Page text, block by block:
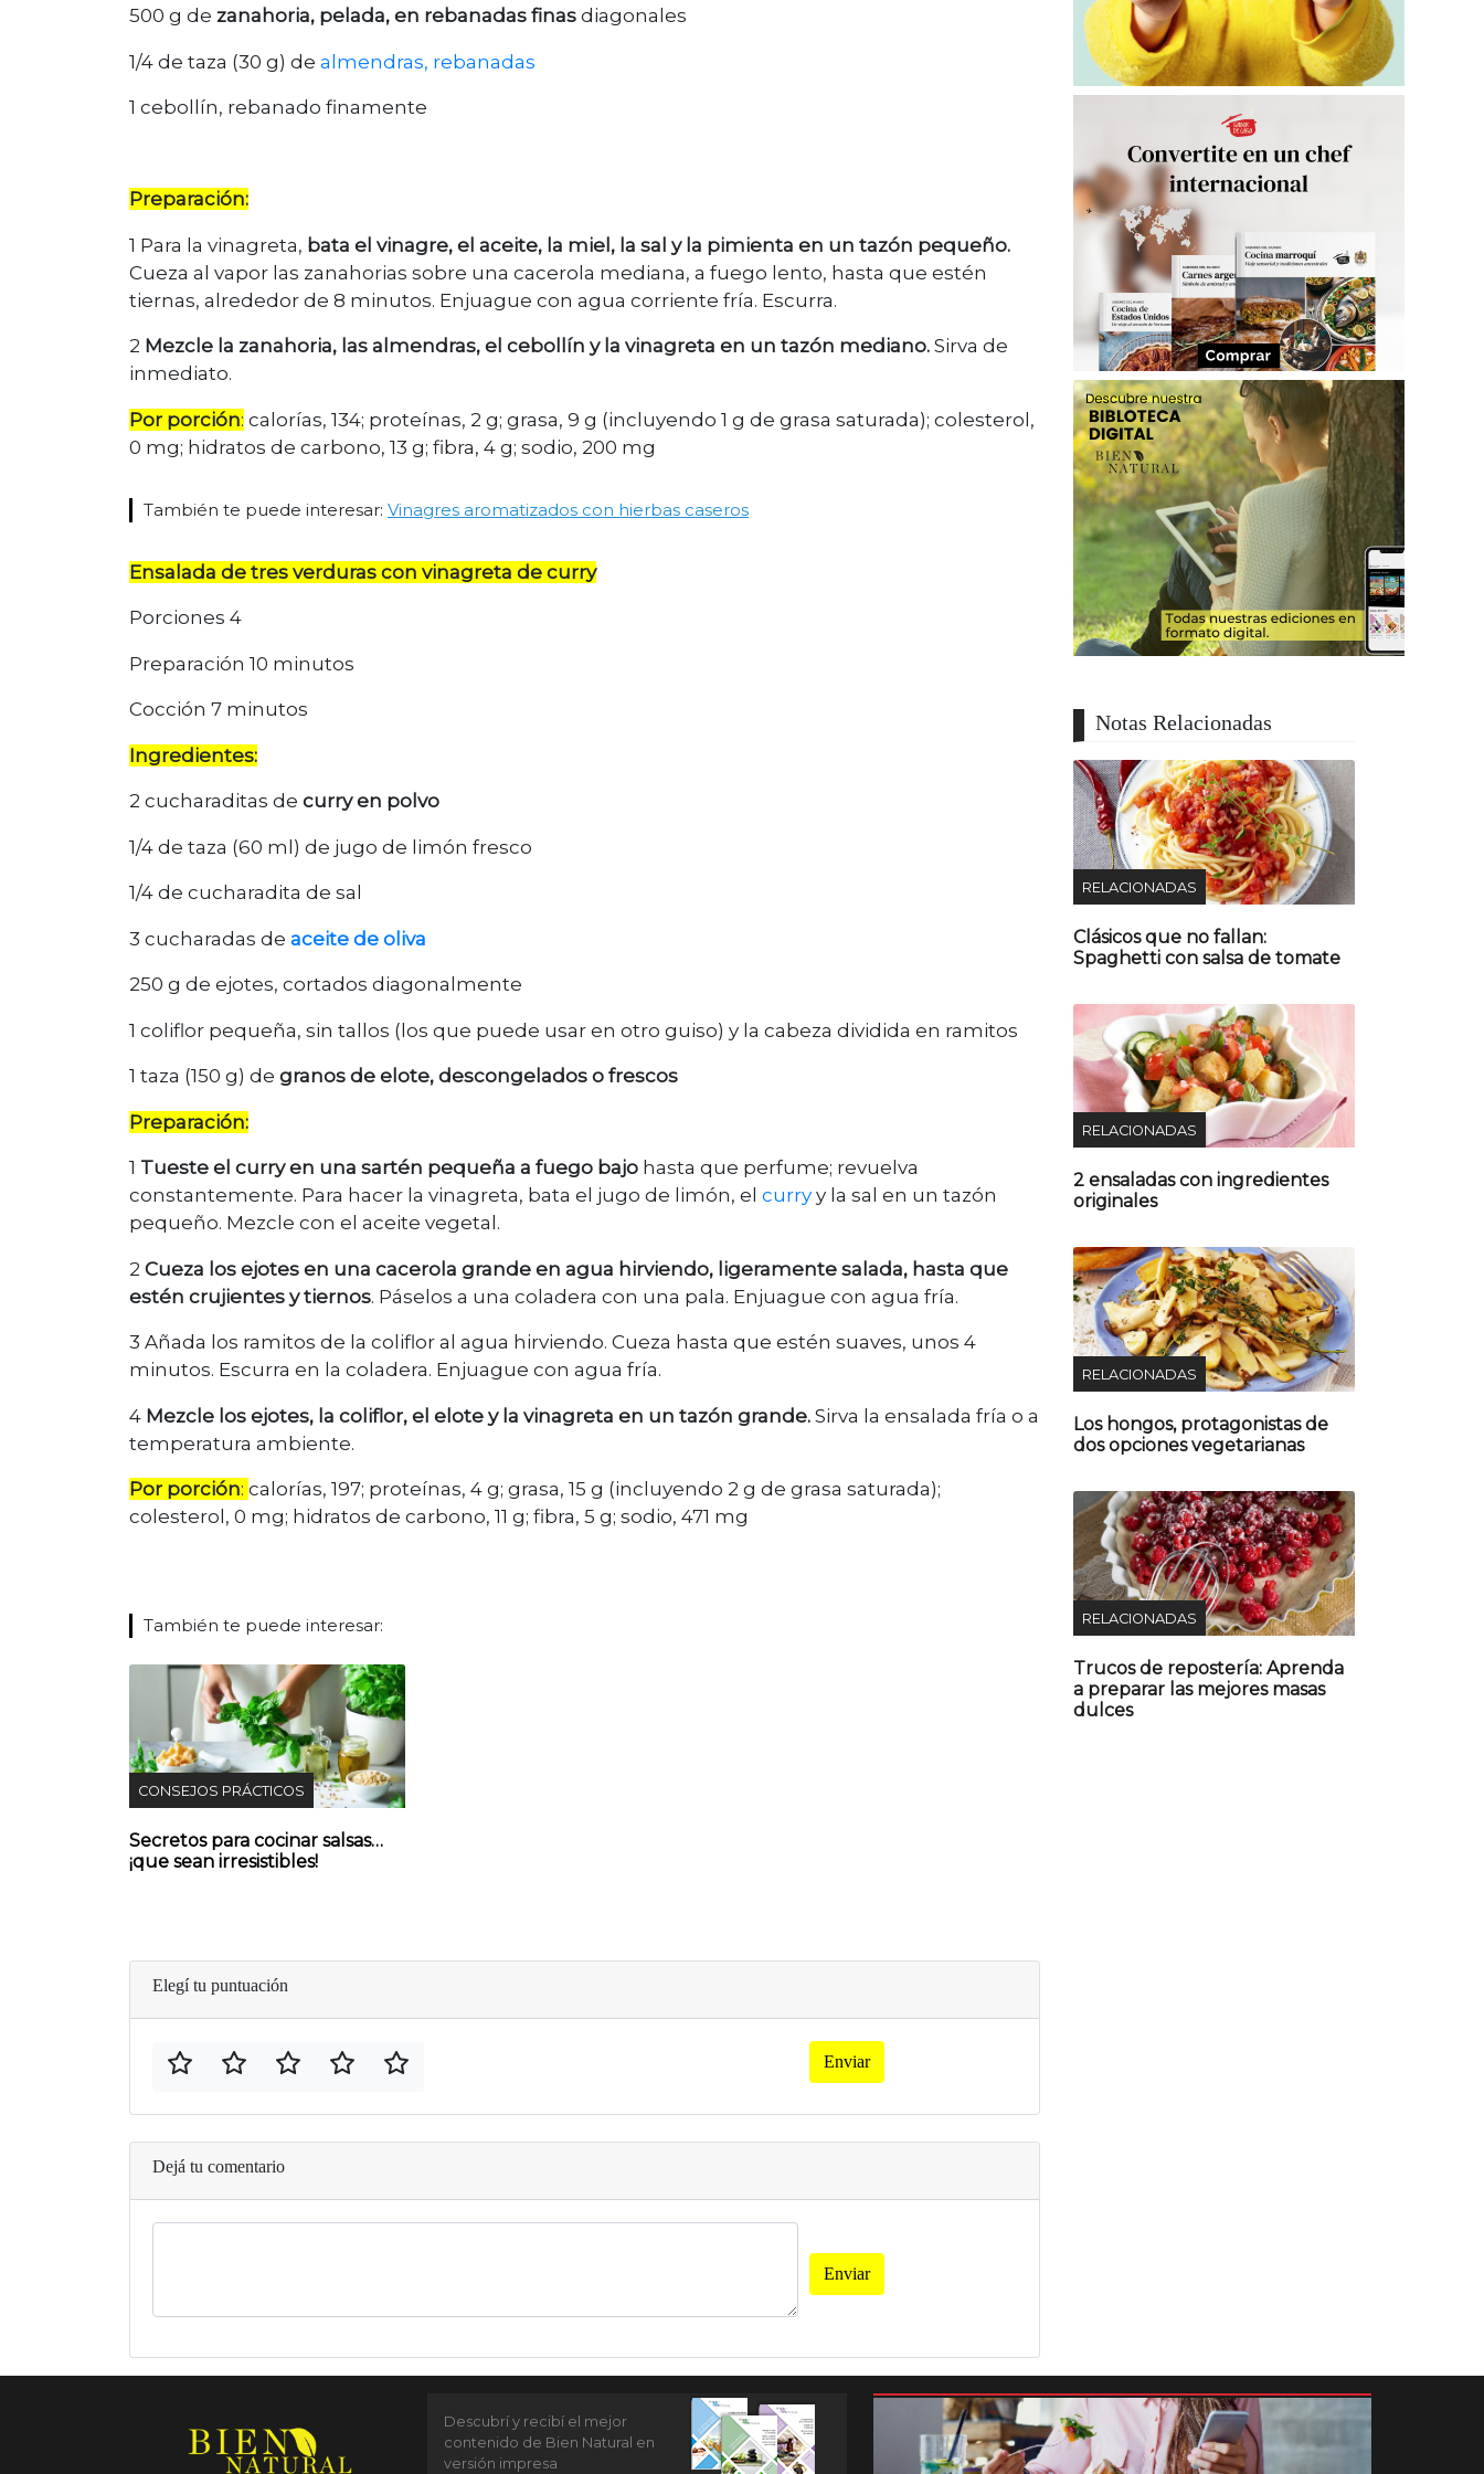
500 g de zanahoria, pelada, en rebanadas finas diagonales
1/4 de taza (30 g) de almendras, rebanadas
1 cebollín, rebanado finamente
Preparación:
1 Para la vinagreta, bata el vinagre, el aceite, la miel, la sal y la pimienta en un tazón pequeño.
Cueza al vapor las zanahorias sobre una cacerola mediana, a fuego lento, hasta que estén
tiernas, alrededor de 8 minutos. Enjuague con agua corriente fría. Escurra.
2 Mezcle la zanahoria, las almendras, el cebollín y la vinagreta en un tazón mediano. Sirva de
inmediato.
Por porción: calorías, 134; proteínas, 2 g; grasa, 9 g (incluyendo 1 g de grasa saturada); colesterol,
0 mg; hidratos de carbono, 13 g; fibra, 4 g; sodio, 200 mg
También te puede interesar: Vinagres aromatizados con hierbas caseros
Ensalada de tres verduras con vinagreta de curry
Porciones 4
Preparación 10 minutos
Cocción 7 minutos
Ingredientes:
2 cucharaditas de curry en polvo
1/4 de taza (60 ml) de jugo de limón fresco
1/4 de cucharadita de sal
3 cucharadas de aceite de oliva
250 g de ejotes, cortados diagonalmente
1 coliflor pequeña, sin tallos (los que puede usar en otro guiso) y la cabeza dividida en ramitos
1 taza (150 g) de granos de elote, descongelados o frescos
Preparación:
1 Tueste el curry en una sartén pequeña a fuego bajo hasta que perfume; revuelva
constantemente. Para hacer la vinagreta, bata el jugo de limón, el curry y la sal en un tazón
pequeño. Mezcle con el aceite vegetal.
2 Cueza los ejotes en una cacerola grande en agua hirviendo, ligeramente salada, hasta que
estén crujientes y tiernos. Páselos a una coladera con una pala. Enjuague con agua fría.
3 Añada los ramitos de la coliflor al agua hirviendo. Cueza hasta que estén suaves, unos 4
minutos. Escurra en la coladera. Enjuague con agua fría.
4 Mezcle los ejotes, la coliflor, el elote y la vinagreta en un tazón grande. Sirva la ensalada fría o a
temperatura ambiente.
Por porción: calorías, 197; proteínas, 4 g; grasa, 15 g (incluyendo 2 g de grasa saturada);
colesterol, 0 mg; hidratos de carbono, 11 g; fibra, 5 g; sodio, 471 mg
También te puede interesar:
CONSEJOS PRÁCTICOS
Secretos para cocinar salsas…
¡que sean irresistibles!
Elegí tu puntuación
Enviar
Dejá tu comentario
Enviar
Notas Relacionadas
RELACIONADAS
Clásicos que no fallan:
Spaghetti con salsa de tomate
RELACIONADAS
2 ensaladas con ingredientes
originales
RELACIONADAS
Los hongos, protagonistas de
dos opciones vegetarianas
RELACIONADAS
Trucos de repostería: Aprenda
a preparar las mejores masas
dulces
Descubrí y recibí el mejor
contenido de Bien Natural en
versión impresa